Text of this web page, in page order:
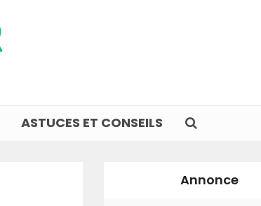
ASTUCES ET CONSEILS
Annonce